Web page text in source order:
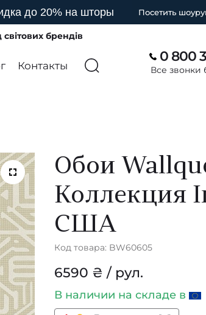
до 20% на шторы Посетить
брендів
Контакты
0 800
Все звонки
Обои
Коллекция
США
Код товара: BW60605
6590 ₴ / рул.
В наличии на складе в